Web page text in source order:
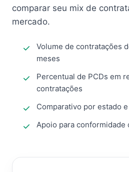
comparar seu mix de
mercado.
Volume de contratações
meses
Percentual de PCDs em
contratações
Comparativo por estado
Apoio para conformidade